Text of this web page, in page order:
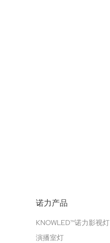
诺力产品
KNOWLED™诺力影视灯
演播室灯